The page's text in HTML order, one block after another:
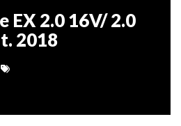
EX 2.0 16V/ 2.0
2018